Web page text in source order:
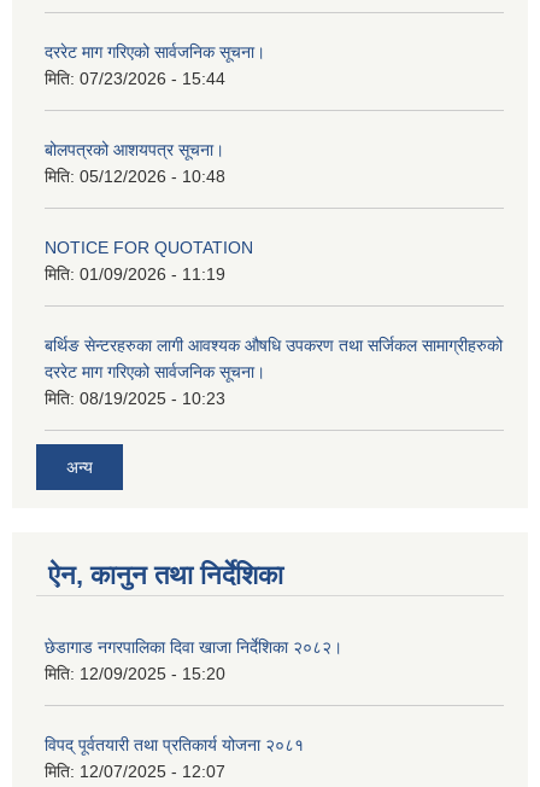
दररेट माग गरिएको सार्वजनिक सूचना।
मिति: 07/23/2026 - 15:44
बोलपत्रको आशयपत्र सूचना।
मिति: 05/12/2026 - 10:48
NOTICE FOR QUOTATION
मिति: 01/09/2026 - 11:19
बर्थिङ सेन्टरहरुका लागी आवश्यक औषधि उपकरण तथा सर्जिकल सामाग्रीहरुको
दररेट माग गरिएको सार्वजनिक सूचना।
मिति: 08/19/2025 - 10:23
अन्य
ऐन, कानुन तथा निर्देशिका
छेडागाड नगरपालिका दिवा खाजा निर्देशिका २०८२।
मिति: 12/09/2025 - 15:20
विपद् पूर्वतयारी तथा प्रतिकार्य योजना २०८१
मिति: 12/07/2025 - 12:07